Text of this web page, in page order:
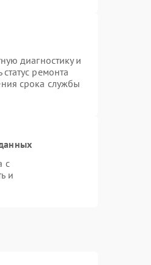
диагностику и
ремонта
срока службы
с
и